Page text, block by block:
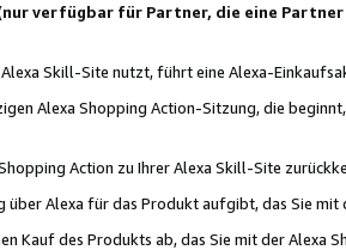
verfügbar für Partner, die eine
Skill-Site nutzt, führt eine Alexa-
Alexa Shopping Action-Sitzung, die
Action zu Ihrer Alexa Skill-Site
Alexa für das Produkt aufgibt, das Sie mit
Kauf des Produkts ab, das Sie mit der Alexa